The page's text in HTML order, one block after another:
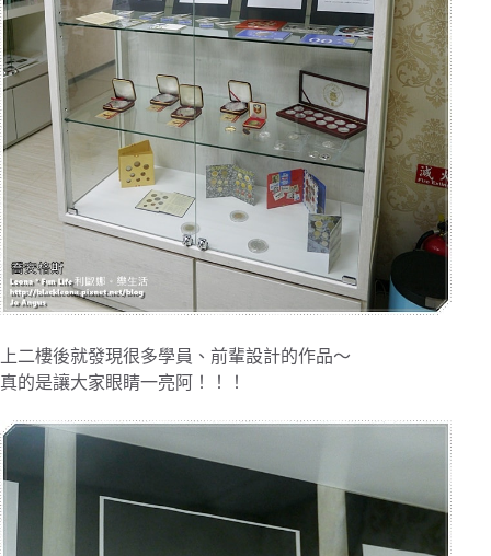
上二樓後就發現很多學員、前輩設計的作品～
真的是讓大家眼睛一亮阿！！！